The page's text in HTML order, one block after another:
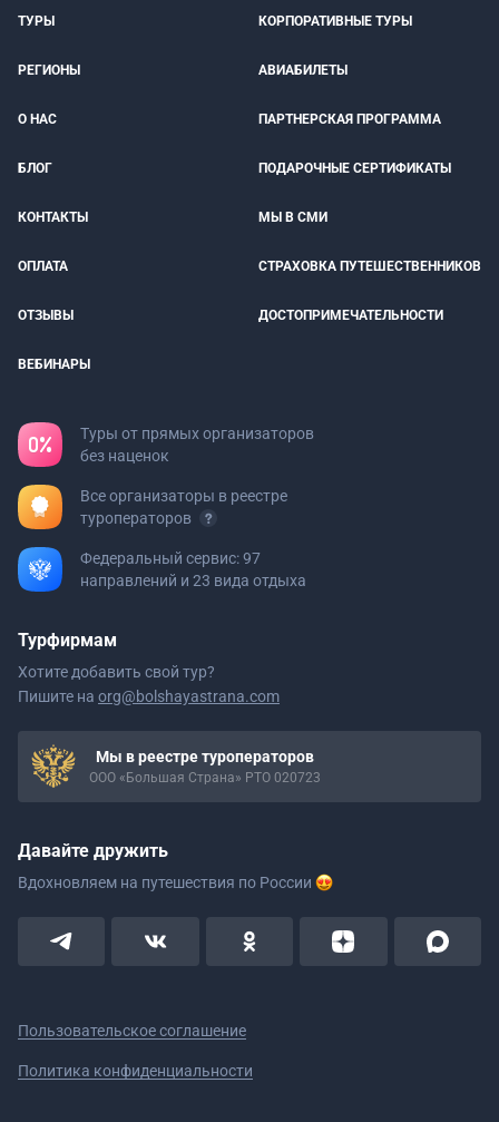
ТУРЫ КОРПОРАТИВНЫЕ ТУРЫ
РЕГИОНЫ АВИАБИЛЕТЫ
О НАС ПАРТНЕРСКАЯ ПРОГРАММА
БЛОГ ПОДАРОЧНЫЕ СЕРТИФИКАТЫ
КОНТАКТЫ МЫ В СМИ
ОПЛАТА СТРАХОВКА ПУТЕШЕСТВЕННИКОВ
ОТЗЫВЫ ДОСТОПРИМЕЧАТЕЛЬНОСТИ
ВЕБИНАРЫ
Туры от прямых организаторов
без наценок
Все организаторы в реестре
туроператоров
Федеральный сервис: 97
направлений и 23 вида отдыха
Турфирмам
Хотите добавить свой тур?
Пишите на org@bolshayastrana.com
Мы в реестре туроператоров
ООО «Большая Страна» РТО 020723
Давайте дружить
Вдохновляем на путешествия по России
Пользовательское соглашение
Политика конфиденциальности